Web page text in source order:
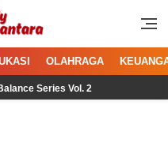
OLAHRAGA
Series Vol. 2